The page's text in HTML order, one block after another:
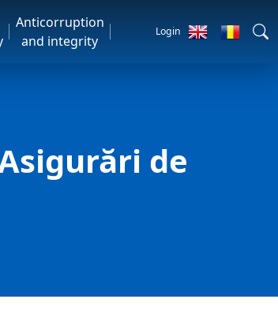
Anticorruption
and integrity
Login
de